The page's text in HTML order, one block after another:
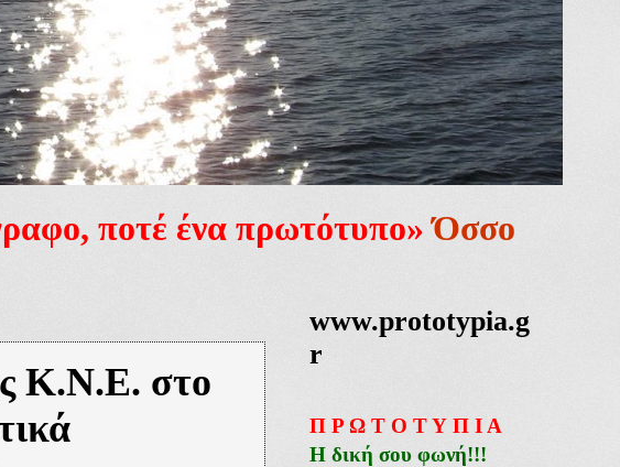
ποτέ ένα πρωτότυπο» Όσσο
Κ.Ν.Ε. στο
www.prototypia.g
r
Π Ρ Ω Τ Ο Τ Υ Π Ι Α
Η δική σου φωνή!!!